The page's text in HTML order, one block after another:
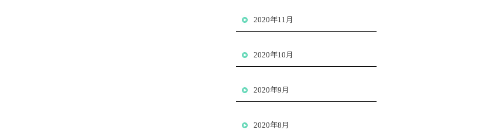
2020年11月
2020年10月
2020年9月
2020年8月